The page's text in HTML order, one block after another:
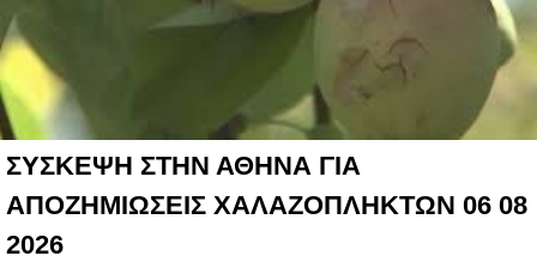
ΣΥΣΚΕΨΗ ΣΤΗΝ ΑΘΗΝΑ ΓΙΑ
ΑΠΟΖΗΜΙΩΣΕΙΣ ΧΑΛΑΖΟΠΛΗΚΤΩΝ 06 08
2026